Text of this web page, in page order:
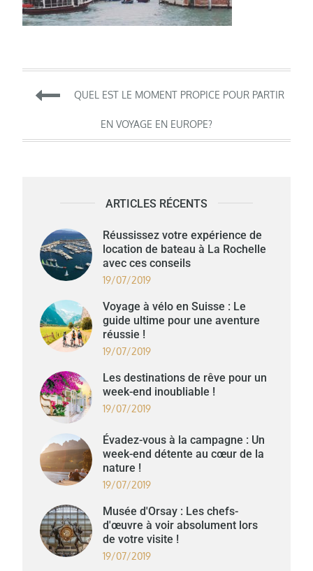
Navigation
de
QUEL EST LE MOMENT PROPICE POUR PARTIR
EN VOYAGE EN EUROPE?
ARTICLES RÉCENTS
Réussissez votre expérience de
location de bateau à La Rochelle
avec ces conseils
19/07/2019
Voyage à vélo en Suisse : Le
guide ultime pour une aventure
réussie !
19/07/2019
Les destinations de rêve pour un
week-end inoubliable !
19/07/2019
Évadez-vous à la campagne : Un
week-end détente au cœur de la
nature !
19/07/2019
Musée d'Orsay : Les chefs-
d'œuvre à voir absolument lors
de votre visite !
19/07/2019